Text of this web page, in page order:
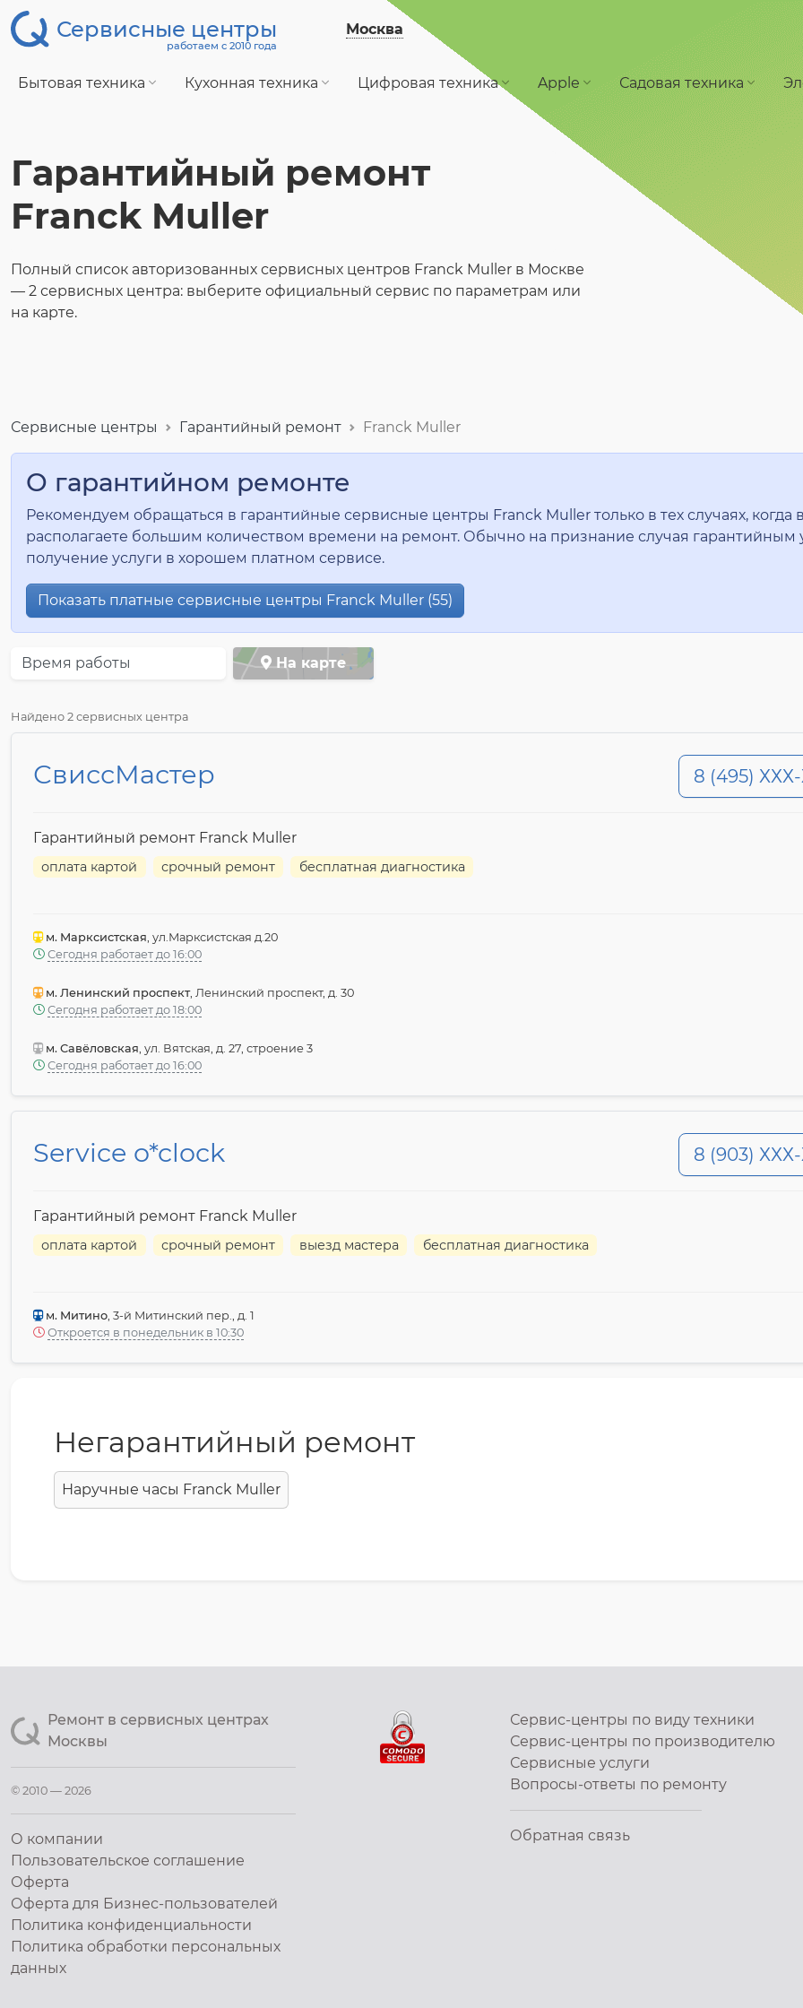
Сервисные центры
работаем с 2010 года
Москва
Бытовая техника Кухонная техника Цифровая техника Apple Садовая техника
Гарантийный ремонт
Franck Muller
Полный список авторизованных сервисных центров Franck Muller в Москве
— 2 сервисных центра: выберите официальный сервис по параметрам или
на карте.
Сервисные центры Гарантийный ремонт Franck Muller
О гарантийном ремонте
Рекомендуем обращаться в гарантийные сервисные центры Franck Muller только в тех случаях,
располагаете большим количеством времени на ремонт. Обычно на признание случая гарантийным
получение услуги в хорошем платном сервисе.
Показать платные сервисные центры Franck Muller (55)
Время работы На карте
Найдено 2 сервисных центра
СвиссМастер 8 (495) ХХХ-
Гарантийный ремонт Franck Muller
оплата картой срочный ремонт бесплатная диагностика
м. Марксистская, ул.Марксистская д.20
Сегодня работает до 16:00
м. Ленинский проспект, Ленинский проспект, д. 30
Сегодня работает до 18:00
м. Савёловская, ул. Вятская, д. 27, строение 3
Сегодня работает до 16:00
Service o*clock 8 (903) ХХХ-
Гарантийный ремонт Franck Muller
оплата картой срочный ремонт выезд мастера бесплатная диагностика
м. Митино, 3-й Митинский пер., д. 1
Откроется в понедельник в 10:30
Негарантийный ремонт
Наручные часы Franck Muller
Ремонт в сервисных центрах
Москвы
© 2010 — 2026
О компании
Пользовательское соглашение
Оферта
Оферта для Бизнес-пользователей
Политика конфиденциальности
Политика обработки персональных
данных
Сервис-центры по виду техники
Сервис-центры по производителю
Сервисные услуги
Вопросы-ответы по ремонту
Обратная связь